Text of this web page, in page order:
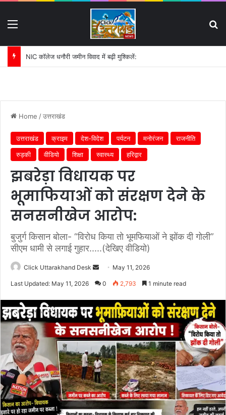
पहली बारिश में ढही बिजलीघर की चारदीवारी:
Home /उत्तराखंड
उत्तराखंड क्राइम देश-विदेश पर्यटन मनोरंजन
राजनीति
रुड़की
वीडियो शिक्षा स्वास्थ्य हरिद्वार
झबरेड़ा विधायक पर
भूमाफियाओं को संरक्षण देने के
सनसनीखेज आरोप:
बुजुर्ग किसान बोला- “विरोध किया तो भूमफियाओं ने झोंक दी गोली”
सीएम धामी से लगाई गुहार.....(देखिए वीडियो)
Click Uttarakhand Desk
e
a
n
e
m
a
i
l
May 11, 2026
Last Updated: May 11, 2026 0 2,793 1 minute read